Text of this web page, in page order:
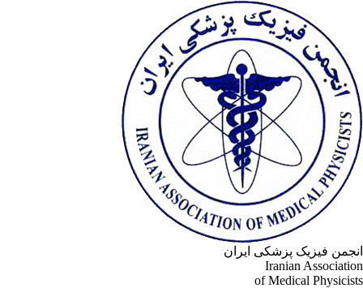
فیزیک پزشکی ایران
Iranian
of Medical